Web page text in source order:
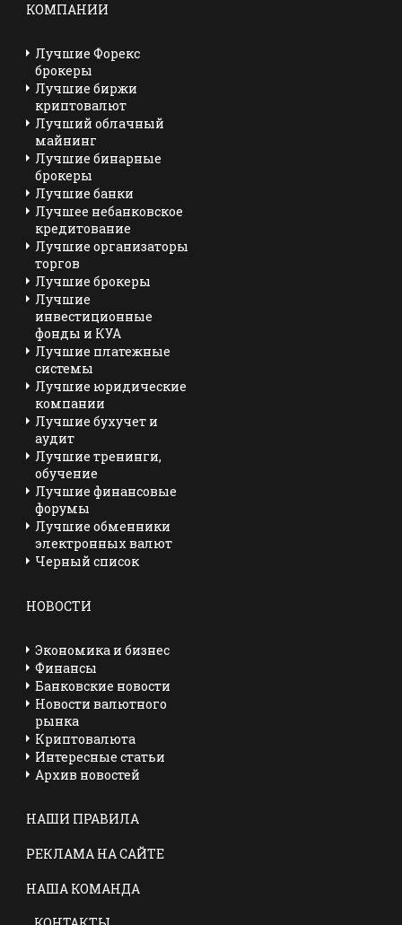
КОМПАНИИ
Лучшие Форекс
брокеры
Лучшие биржи
криптовалют
Лучший облачный
майнинг
Лучшие бинарные
брокеры
Лучшие банки
Лучшее небанковское
кредитование
Лучшие организаторы
торгов
Лучшие брокеры
Лучшие
инвестиционные
фонды и КУА
Лучшие платежные
системы
Лучшие юридические
компании
Лучшие бухучет и
аудит
Лучшие тренинги,
обучение
Лучшие финансовые
форумы
Лучшие обменники
электронных валют
Черный список
НОВОСТИ
Экономика и бизнес
Финансы
Банковские новости
Новости валютного
рынка
Криптовалюта
Интересные статьи
Архив новостей
НАШИ ПРАВИЛА
РЕКЛАМА НА САЙТЕ
НАША КОМАНДА